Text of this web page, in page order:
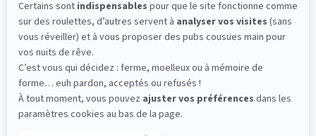
Fabrication Française
101 nuits d'essai*
Paiement en 3x ou 4x sans frais